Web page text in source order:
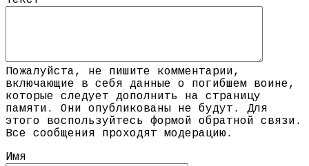
Пожалуйста, не пишите комментарии,
включающие в себя данные о погибшем воине,
которые следует дополнить на страницу
памяти. Они опубликованы не будут. Для
этого воспользуйтесь формой обратной связи.
Все сообщения проходят модерацию.
Имя